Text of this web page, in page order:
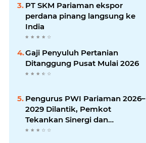
PT SKM Pariaman ekspor
perdana pinang langsung ke
India
Gaji Penyuluh Pertanian
Ditanggung Pusat Mulai 2026
Pengurus PWI Pariaman 2026–
2029 Dilantik, Pemkot
Tekankan Sinergi dan
Profesionalisme Pers